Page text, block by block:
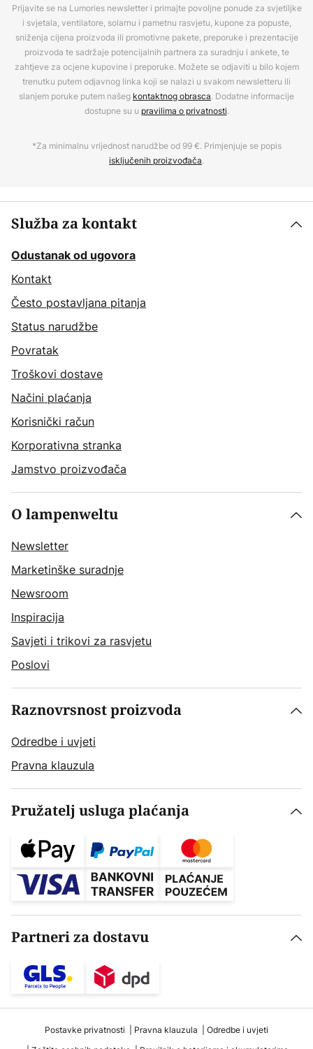
Prijavite se na Lumories newsletter i primajte povoljne ponude za svjetiljke
i svjetala, ventilatore, solarnu i pametnu rasvjetu, kupone za popuste,
sniženja cijena proizvoda ili promotivne pakete, preporuke i prezentacije
proizvoda te sadržaje potencijalnih partnera za suradnju i ankete, te
zahtjeve za ocjene kupovine i preporuke. Možete se odjaviti u bilo kojem
trenutku putem odjavnog linka koji se nalazi u svakom newsletteru ili
slanjem poruke putem našeg kontaktnog obrasca. Dodatne informacije
dostupne su u pravilima o privatnosti.
*Za minimalnu vrijednost narudžbe od 99 €. Primjenjuje se popis
isključenih proizvođača.
Služba za kontakt
Odustanak od ugovora
Kontakt
Često postavljana pitanja
Status narudžbe
Povratak
Troškovi dostave
Načini plaćanja
Korisnički račun
Korporativna stranka
Jamstvo proizvođača
O lampenweltu
Newsletter
Marketinške suradnje
Newsroom
Inspiracija
Savjeti i trikovi za rasvjetu
Poslovi
Raznovrsnost proizvoda
Odredbe i uvjeti
Pravna klauzula
Pružatelj usluga plaćanja
Partneri za dostavu
Postavke privatnosti Pravna klauzula
Odredbe i uvjeti